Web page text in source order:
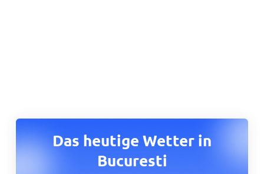
Das heutige Wetter in
Bucuresti